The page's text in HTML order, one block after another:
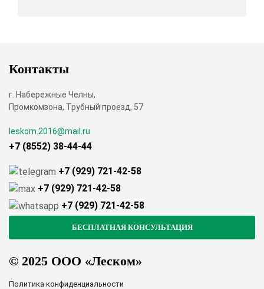
© 2025 ООО «Леском»
Политика конфиденциальности
Контакты
г. Набережные Челны,
Промкомзона, Трубный проезд, 57
leskom.2016@mail.ru
+7 (8552) 38-44-44
+7 (929) 721-42-58
+7 (929) 721-42-58
+7 (929) 721-42-58